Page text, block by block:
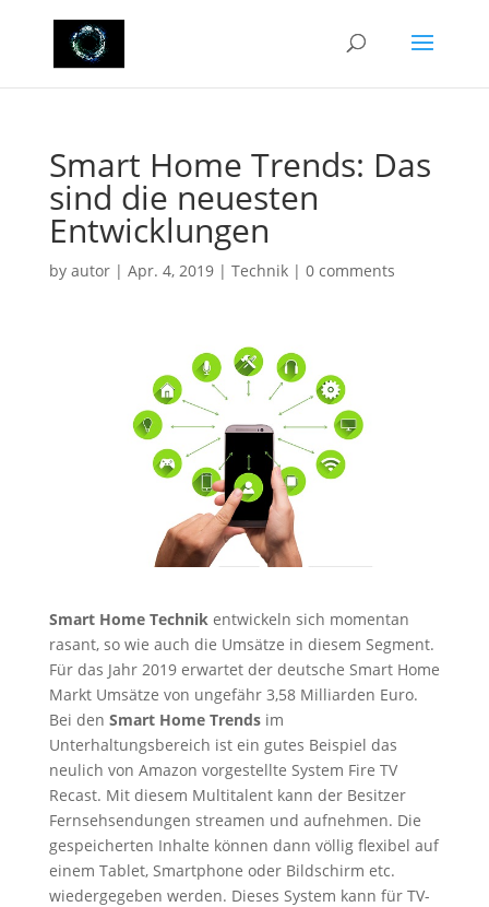
Smart Home Trends: Das
sind die neuesten
Entwicklungen
by autor| Apr. 4, 2019| Technik| 0 comments
Smart Home Technik entwickeln sich momentan
rasant, so wie auch die Umsätze in diesem Segment.
Für das Jahr 2019 erwartet der deutsche Smart Home
Markt Umsätze von ungefähr 3,58 Milliarden Euro.
Bei den Smart Home Trendsim
Unterhaltungsbereich ist ein gutes Beispiel das
neulich von Amazon vorgestellte System Fire TV
Recast. Mit diesem Multitalent kann der Besitzer
Fernsehsendungen streamen und aufnehmen. Die
gespeicherten Inhalte können dann völlig flexibel auf
einem Tablet, Smartphone oder Bildschirm etc.
wiedergegeben werden. Dieses System kann für TV-